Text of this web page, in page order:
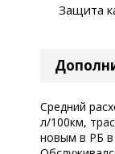
Защита
Средний
л/100км,
новым в РБ в